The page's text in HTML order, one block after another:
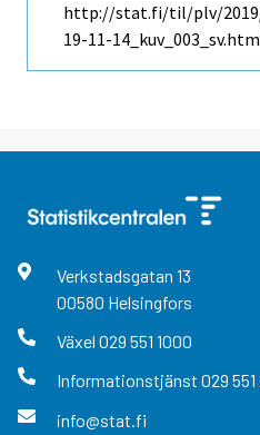
http://stat.fi/til/plv/2019/
19-11-
Verkstadsgatan 13
00580 Helsingfors
Växel 029 551 1000
Informationstjänst 029
info@stat.fi